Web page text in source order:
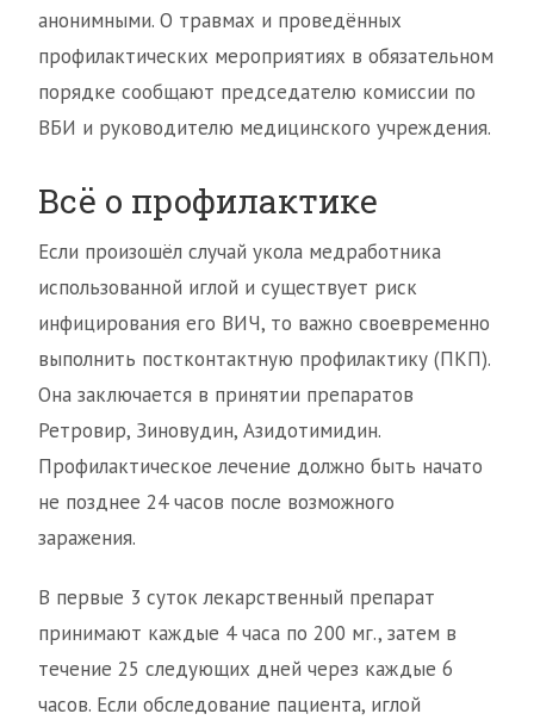
анонимными. О травмах и проведённых
профилактических мероприятиях в обязательном
порядке сообщают председателю комиссии по
ВБИ и руководителю медицинского учреждения.
Всё о профилактике
Если произошёл случай укола медработника
использованной иглой и существует риск
инфицирования его ВИЧ, то важно своевременно
выполнить постконтактную профилактику (ПКП).
Она заключается в принятии препаратов
Ретровир, Зиновудин, Азидотимидин.
Профилактическое лечение должно быть начато
не позднее 24 часов после возможного
заражения.
В первые 3 суток лекарственный препарат
принимают каждые 4 часа по 200 мг., затем в
течение 25 следующих дней через каждые 6
часов. Если обследование пациента, иглой